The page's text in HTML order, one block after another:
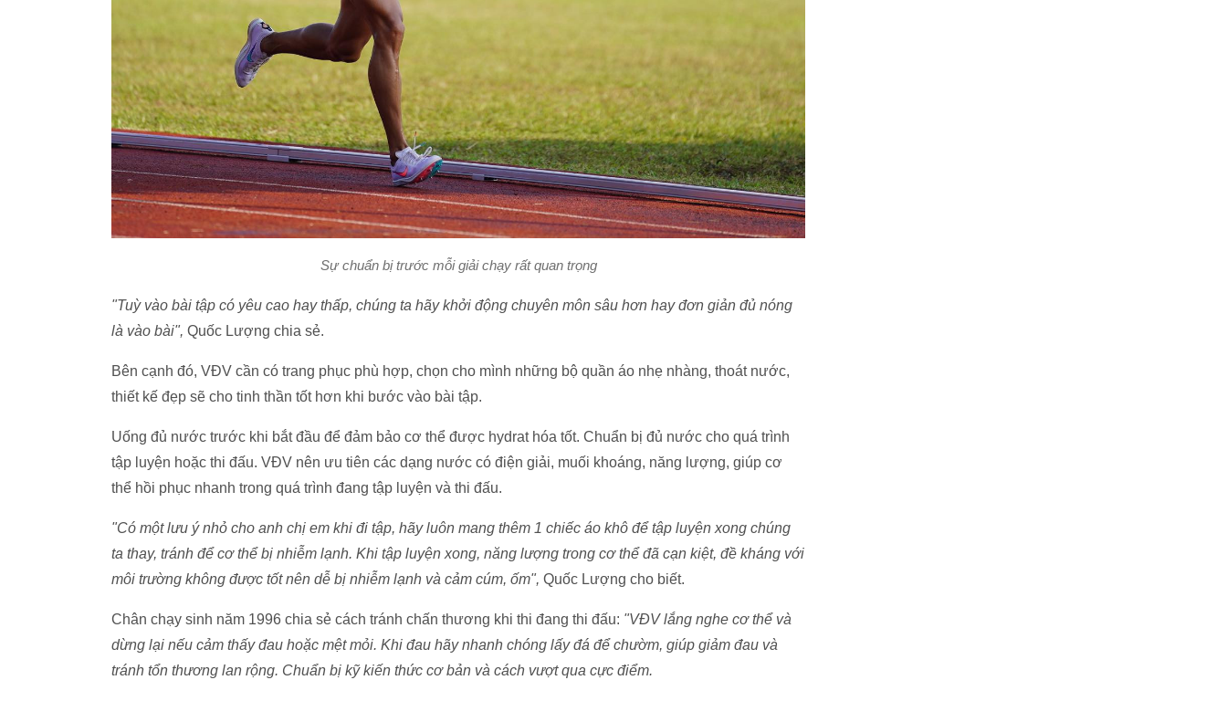
Sự chuẩn bị trước mỗi giải chạy rất quan trọng
"Tuỳ vào bài tập có yêu cao hay thấp, chúng ta hãy khởi động chuyên môn sâu hơn hay đơn giản đủ nóng
là vào bài", Quốc Lượng chia sẻ.
Bên cạnh đó, VĐV cần có trang phục phù hợp, chọn cho mình những bộ quần áo nhẹ nhàng, thoát nước,
thiết kế đẹp sẽ cho tinh thần tốt hơn khi bước vào bài tập.
Uống đủ nước trước khi bắt đầu để đảm bảo cơ thể được hydrat hóa tốt. Chuẩn bị đủ nước cho quá trình
tập luyện hoặc thi đấu. VĐV nên ưu tiên các dạng nước có điện giải, muối khoáng, năng lượng, giúp cơ
thể hồi phục nhanh trong quá trình đang tập luyện và thi đấu.
"Có một lưu ý nhỏ cho anh chị em khi đi tập, hãy luôn mang thêm 1 chiếc áo khô để tập luyện xong chúng
ta thay, tránh để cơ thể bị nhiễm lạnh. Khi tập luyện xong, năng lượng trong cơ thể đã cạn kiệt, đề kháng với
môi trường không được tốt nên dễ bị nhiễm lạnh và cảm cúm, ốm", Quốc Lượng cho biết.
Chân chạy sinh năm 1996 chia sẻ cách tránh chấn thương khi thi đang thi đấu: "VĐV lắng nghe cơ thể và
dừng lại nếu cảm thấy đau hoặc mệt mỏi. Khi đau hãy nhanh chóng lấy đá để chườm, giúp giảm đau và
tránh tổn thương lan rộng. Chuẩn bị kỹ kiến thức cơ bản và cách vượt qua cực điểm.